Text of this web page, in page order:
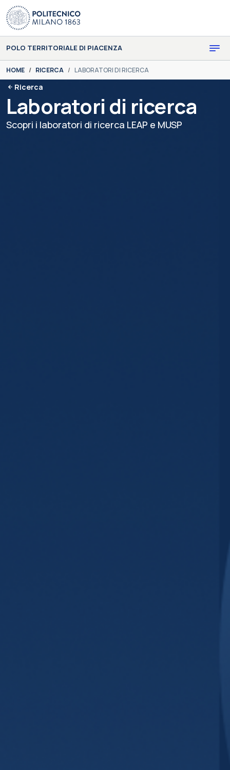
Skip to main content
Skip to page footer
POLO TERRITORIALE DI PIACENZA
You are here:
HOME RICERCA LABORATORI DI RICERCA
Ricerca
Laboratori di ricerca
Scopri i laboratori di ricerca LEAP e MUSP